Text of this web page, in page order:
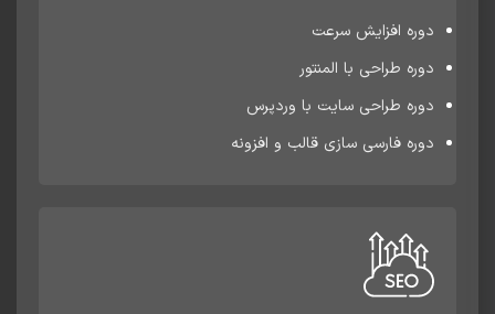
دوره افزایش سرعت
دوره طراحی با المنتور
دوره طراحی سایت با وردپرس
دوره فارسی سازی قالب و افزونه